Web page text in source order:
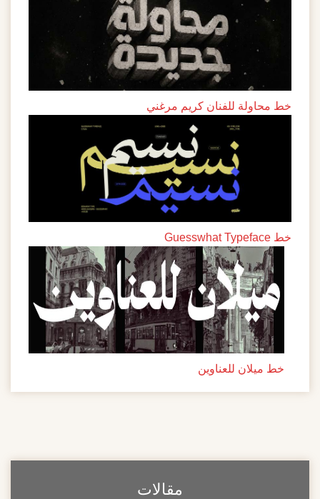
خط محاولة للفنان كريم مرغني
خط ميلان للعناوين
مقالات